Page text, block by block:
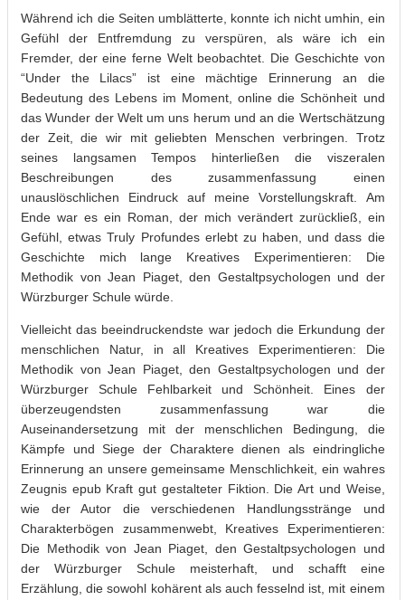
Während ich die Seiten umblätterte, konnte ich nicht umhin, ein
Gefühl der Entfremdung zu verspüren, als wäre ich ein
Fremder, der eine ferne Welt beobachtet. Die Geschichte von
“Under the Lilacs” ist eine mächtige Erinnerung an die
Bedeutung des Lebens im Moment, online die Schönheit und
das Wunder der Welt um uns herum und an die Wertschätzung
der Zeit, die wir mit geliebten Menschen verbringen. Trotz
seines langsamen Tempos hinterließen die viszeralen
Beschreibungen des zusammenfassung einen
unauslöschlichen Eindruck auf meine Vorstellungskraft. Am
Ende war es ein Roman, der mich verändert zurückließ, ein
Gefühl, etwas Truly Profundes erlebt zu haben, und dass die
Geschichte mich lange Kreatives Experimentieren: Die
Methodik von Jean Piaget, den Gestaltpsychologen und der
Würzburger Schule würde.
Vielleicht das beeindruckendste war jedoch die Erkundung der
menschlichen Natur, in all Kreatives Experimentieren: Die
Methodik von Jean Piaget, den Gestaltpsychologen und der
Würzburger Schule Fehlbarkeit und Schönheit. Eines der
überzeugendsten zusammenfassung war die
Auseinandersetzung mit der menschlichen Bedingung, die
Kämpfe und Siege der Charaktere dienen als eindringliche
Erinnerung an unsere gemeinsame Menschlichkeit, ein wahres
Zeugnis epub Kraft gut gestalteter Fiktion. Die Art und Weise,
wie der Autor die verschiedenen Handlungsstränge und
Charakterbögen zusammenwebt, Kreatives Experimentieren:
Die Methodik von Jean Piaget, den Gestaltpsychologen und
der Würzburger Schule meisterhaft, und schafft eine
Erzählung, die sowohl kohärent als auch fesselnd ist, mit einem